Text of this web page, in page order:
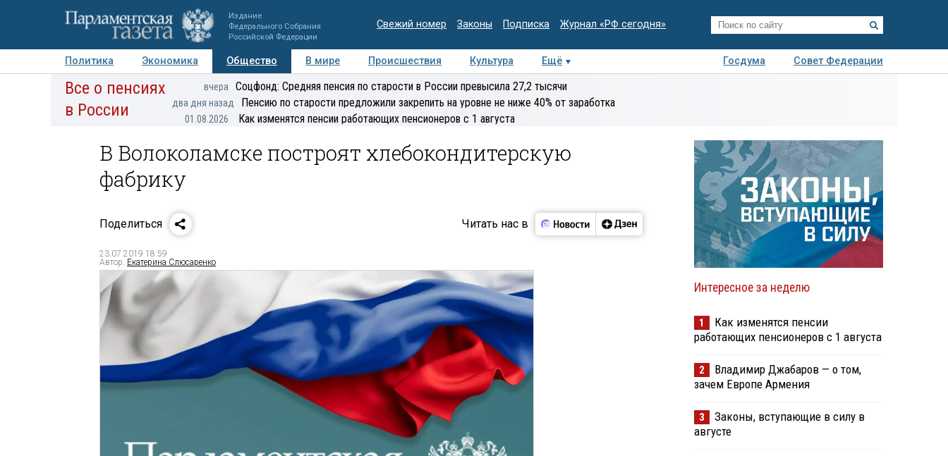
Издание
Федерального Собрания
Российской Федерации
Свежий номер Законы Подписка Журнал «РФ сегодня»
Политика Экономика Общество В мире Происшествия Культура Ещё Госдума
Совет Федерации
Авторы Персоны Мнения Регионы Медиацентр Интервью Колумнисты
экспертиза
Все о пенсиях
в России
вчера Соцфонд: Средняя пенсия по старости в России превысила 27,2 тысячи
два дня назад Пенсию по старости предложили закрепить на уровне не ниже 40% от заработка
01.08.2026 Как изменятся пенсии работающих пенсионеров с 1 августа
В Волоколамске построят хлебокондитерскую
фабрику
Поделиться Читать нас в
23.07.2019 18:59
Автор: Екатерина Слюсаренко
Интересное за неделю
1
Как изменятся пенсии
работающих пенсионеров с 1 августа
2
Владимир Джабаров — о том,
зачем Европе Армения
3
Законы, вступающие в силу в
августе